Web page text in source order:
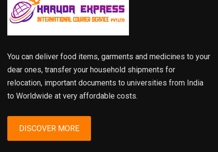
You can deliver food items, garments and medicines to your
dear ones, transfer your household shipments for
relocation, important documents to universities from India
to Worldwide at very affordable costs.
DISCOVER MORE